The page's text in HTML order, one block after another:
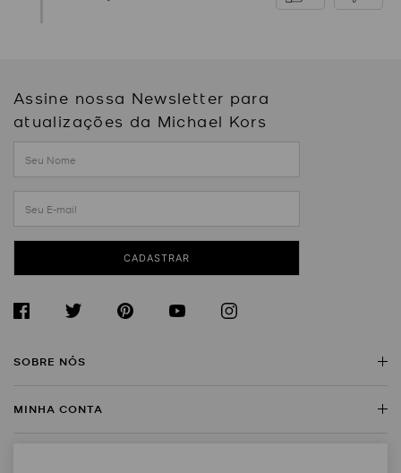
Assine nossa Newsletter para
atualizações da Michael Kors
CADASTRAR
SOBRE NÓS
MINHA CONTA